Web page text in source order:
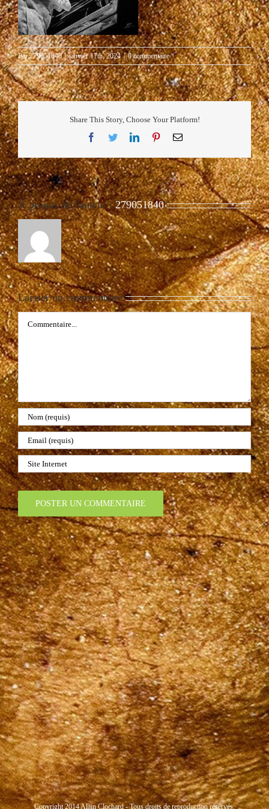
Par279051840 | janvier 17th, 2024 | 0 commentaire
Share This Story, Choose Your Platform!
Facebook
TwitterLinkedInPinterestEmail
À propos de l'auteur :279051840
Laisser un commentaire
Commentaire
Copyright 2014 Alain Clochard - Tous droits de reproduction réservés.